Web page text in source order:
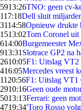
5913:26TNO: geen cv-
117:18Dell sluit
3114:58Opnieuw drukte
1513:02Tom Coronel uit
614:00Burgemeester
913:31 Slotrace GP2 na
2610:05F1: Uitslag VT2
416:05Mercedes vreest
11 20:56F1: Uitslag VT1
2910:16Geen oude
5013:13Ferrari: geen
4719:34'Toro Rosso